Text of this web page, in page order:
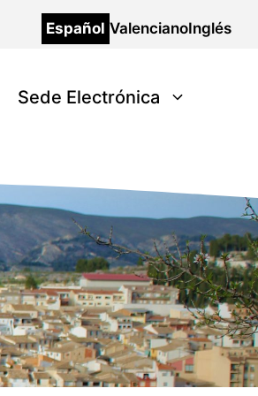
Español ValencianoInglés
Sede Electrónica